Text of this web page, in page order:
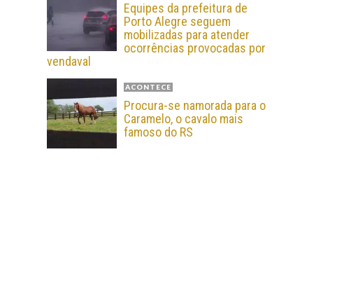
Equipes da prefeitura de
Porto Alegre seguem
mobilizadas para atender
ocorrências provocadas por
vendaval
ACONTECE
Procura-se namorada para o
Caramelo, o cavalo mais
famoso do RS